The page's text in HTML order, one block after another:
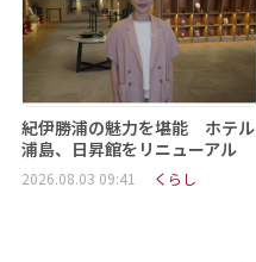
紀伊勝浦の魅力を堪能 ホテル
浦島、日昇館をリニューアル
2026.08.03 09:41 くらし